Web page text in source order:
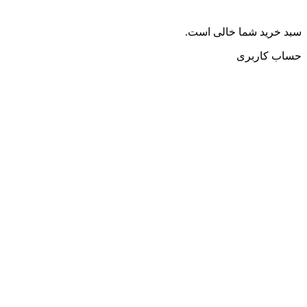
سبد خرید شما خالی است.
حساب کاربری